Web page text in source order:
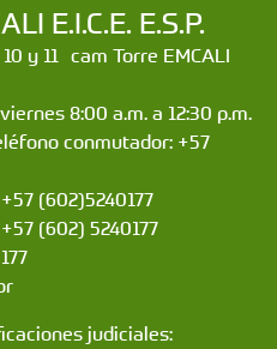
E.I.C.E. E.S.P.
y 11 cam Torre EMCALI
8:00 a.m. a 12:30 p.m.
conmutador: +57
(602)5240177
(602) 5240177
judiciales: